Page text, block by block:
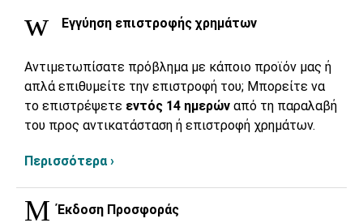
Εγγύηση επιστροφής χρημάτων
Αντιμετωπίσατε πρόβλημα με κάποιο προϊόν μας ή
απλά επιθυμείτε την επιστροφή του; Μπορείτε να
το επιστρέψετε εντός 14 ημερών από τη παραλαβή
του προς αντικατάσταση ή επιστροφή χρημάτων.
Περισσότερα ›
Έκδοση Προσφοράς